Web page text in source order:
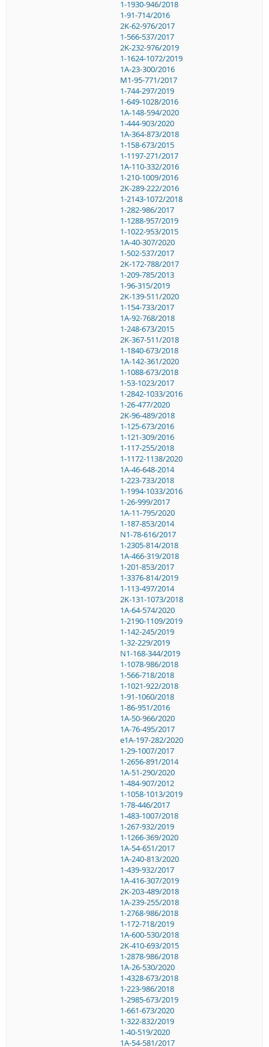
1-1930-946/2018
1-91-714/2016
2K-62-976/2017
1-566-537/2017
2K-232-976/2019
1-1624-1072/2019
1A-23-300/2016
M1-95-771/2017
1-744-297/2019
1-649-1028/2016
1A-148-594/2020
1-444-903/2020
1A-364-873/2018
1-158-673/2015
1-1197-271/2017
1A-110-332/2016
1-210-1009/2016
2K-289-222/2016
1-2143-1072/2018
1-282-986/2017
1-1288-957/2019
1-1022-953/2015
1A-40-307/2020
1-502-537/2017
2K-172-788/2017
1-209-785/2013
1-96-315/2019
2K-139-511/2020
1-154-733/2017
1A-92-768/2018
1-248-673/2015
2K-367-511/2018
1-1840-673/2018
1A-142-361/2020
1-1088-673/2018
1-53-1023/2017
1-2842-1033/2016
1-26-477/2020
2K-96-489/2018
1-125-673/2016
1-121-309/2016
1-117-255/2018
1-1172-1138/2020
1A-46-648-2014
1-223-733/2018
1-1994-1033/2016
1-26-999/2017
1A-11-795/2020
1-187-853/2014
N1-78-616/2017
1-2305-814/2018
1A-466-319/2018
1-201-853/2017
1-3376-814/2019
1-113-497/2014
2K-131-1073/2018
1A-64-574/2020
1-2190-1109/2019
1-142-245/2019
1-32-229/2019
N1-168-344/2019
1-1078-986/2018
1-566-718/2018
1-1021-922/2018
1-91-1060/2018
1-86-951/2016
1A-50-966/2020
1A-76-495/2017
e1A-197-282/2020
1-29-1007/2017
1-2656-891/2014
1A-51-290/2020
1-484-907/2012
1-1058-1013/2019
1-78-446/2017
1-483-1007/2018
1-267-932/2019
1-1266-369/2020
1A-54-651/2017
1A-240-813/2020
1-439-932/2017
1A-416-307/2019
2K-203-489/2018
1A-239-255/2018
1-2768-986/2018
1-172-718/2019
1A-600-530/2018
2K-410-693/2015
1-2878-986/2018
1A-26-530/2020
1-4328-673/2018
1-223-986/2018
1-2985-673/2019
1-661-673/2020
1-322-832/2019
1-40-519/2020
1A-54-581/2017